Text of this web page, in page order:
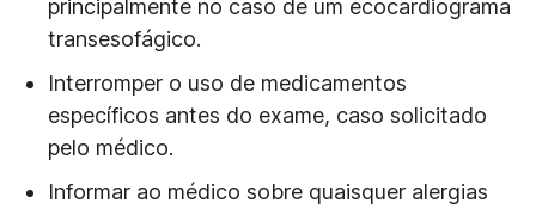
principalmente no caso de um ecocardiograma
transesofágico.
Interromper o uso de medicamentos
específicos antes do exame, caso solicitado
pelo médico.
Informar ao médico sobre quaisquer alergias